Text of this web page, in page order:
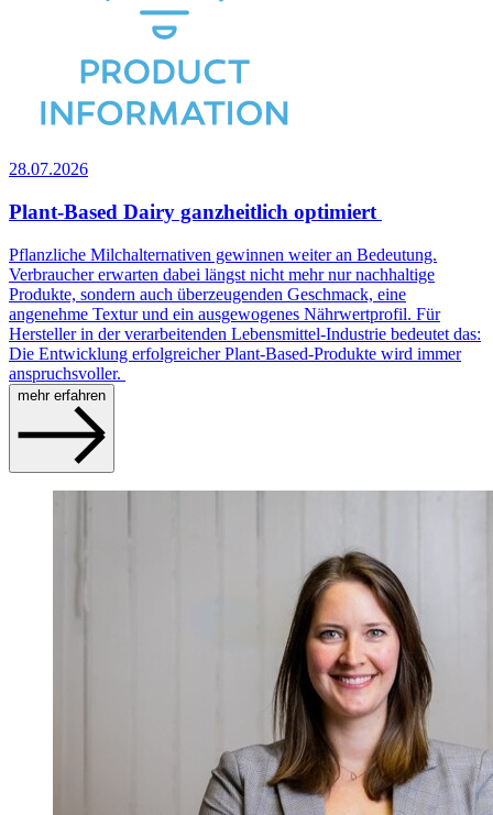
28.07.2026
Plant-Based Dairy ganzheitlich optimiert
Pflanzliche Milchalternativen gewinnen weiter an Bedeutung.
Verbraucher erwarten dabei längst nicht mehr nur nachhaltige
Produkte, sondern auch überzeugenden Geschmack, eine
angenehme Textur und ein ausgewogenes Nährwertprofil. Für
Hersteller in der verarbeitenden Lebensmittel-Industrie bedeutet das:
Die Entwicklung erfolgreicher Plant-Based-Produkte wird immer
anspruchsvoller.
mehr erfahren